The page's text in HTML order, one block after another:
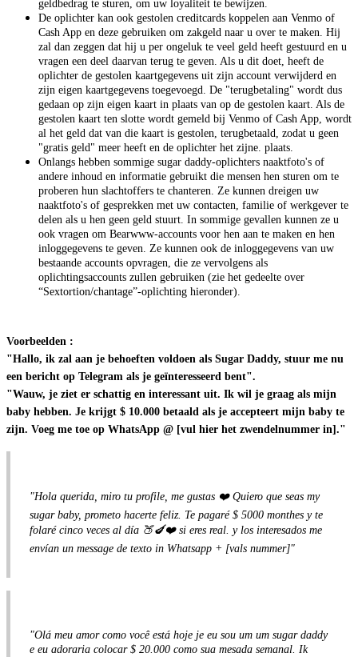
geldbedrag te sturen, om uw loyaliteit te bewijzen.
De oplichter kan ook gestolen creditcards koppelen aan Venmo of
Cash App en deze gebruiken om zakgeld naar u over te maken. Hij
zal dan zeggen dat hij u per ongeluk te veel geld heeft gestuurd en u
vragen een deel daarvan terug te geven. Als u dit doet, heeft de
oplichter de gestolen kaartgegevens uit zijn account verwijderd en
zijn eigen kaartgegevens toegevoegd. De "terugbetaling" wordt dus
gedaan op zijn eigen kaart in plaats van op de gestolen kaart. Als de
gestolen kaart ten slotte wordt gemeld bij Venmo of Cash App, wordt
al het geld dat van die kaart is gestolen, terugbetaald, zodat u geen
"gratis geld" meer heeft en de oplichter het zijne. plaats.
Onlangs hebben sommige sugar daddy-oplichters naaktfoto's of
andere inhoud en informatie gebruikt die mensen hen sturen om te
proberen hun slachtoffers te chanteren. Ze kunnen dreigen uw
naaktfoto's of gesprekken met uw contacten, familie of werkgever te
delen als u hen geen geld stuurt. In sommige gevallen kunnen ze u
ook vragen om Bearwww-accounts voor hen aan te maken en hen
inloggegevens te geven. Ze kunnen ook de inloggegevens van uw
bestaande accounts opvragen, die ze vervolgens als
oplichtingsaccounts zullen gebruiken (zie het gedeelte over
“Sextortion/chantage”-oplichting hieronder).
Voorbeelden :
"Hallo, ik zal aan je behoeften voldoen als Sugar Daddy, stuur me nu
een bericht op Telegram als je geïnteresseerd bent".
"Wauw, je ziet er schattig en interessant uit. Ik wil je graag als mijn
baby hebben. Je krijgt $ 10.000 betaald als je accepteert mijn baby te
zijn. Voeg me toe op WhatsApp @ [vul hier het zwendelnummer in]."
"Hola querida, miro tu profile, me gustas ❤️ Quiero que seas my
sugar baby, prometo hacerte feliz. Te pagaré $ 5000 monthes y te
folaré cinco veces al día 🍑🍆❤️ si eres real. y los interesados me
envían un message de texto in Whatsapp + [vals nummer]"
"Olá meu amor como você está hoje je eu sou um um sugar daddy
e eu adoraria colocar $ 20.000 como sua mesada semanal. Ik